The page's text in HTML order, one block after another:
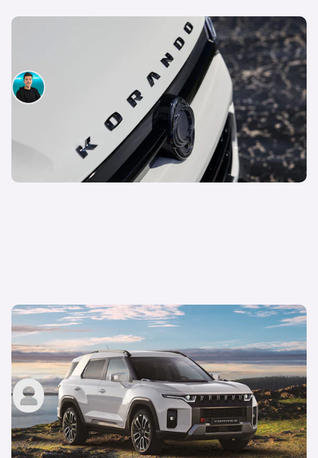
Revelada la nueva línea del SsangYong Korando,
8 de mayo de 2024
El SsangYong Torres con gasolina o GLP ya está
a la venta y es la antesala del eléctrico Torres
EVX
Redacción carwow
8 de noviembre de 2023
Temas relacionados en esta